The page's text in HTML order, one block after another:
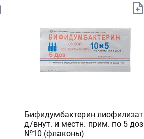
Бифидумбактерин лиофилизат
д/внут. и местн. прим. по 5 доз
№10 (флаконы)